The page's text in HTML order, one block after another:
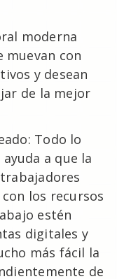
moderna
muevan con
y desean
de la mejor
Todo lo
a que la
los recursos
estén
digitales y
más fácil la
de